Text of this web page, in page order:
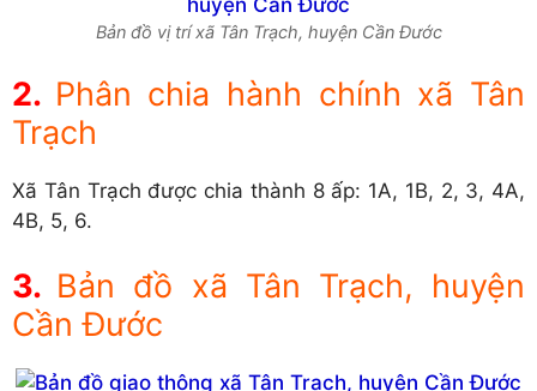
Bản đồ vị trí xã Tân Trạch, huyện Cần Đước
Phân chia hành chính xã Tân
Trạch
Xã Tân Trạch được chia thành 8 ấp: 1A, 1B, 2, 3, 4A,
4B, 5, 6.
Bản đồ xã Tân Trạch, huyện
Cần Đước